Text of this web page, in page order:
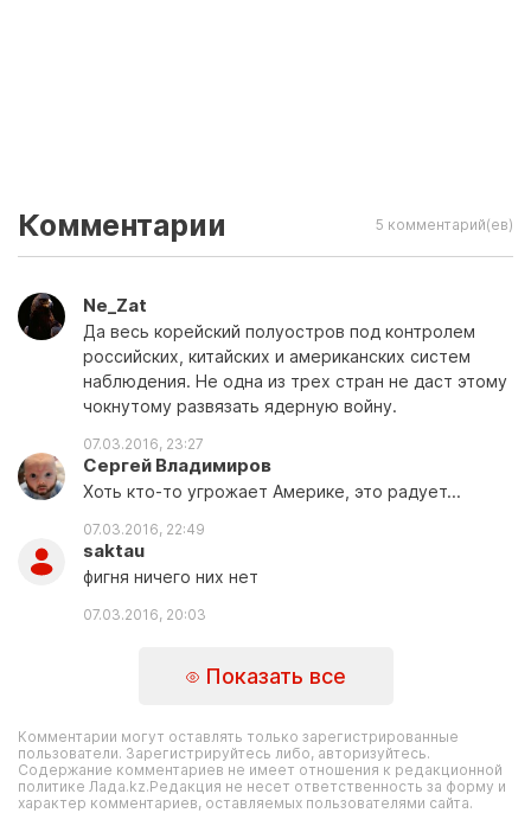
Комментарии 5 комментарий(ев)
Ne_Zat
Да весь корейский полуостров под контролем
российских, китайских и американских систем
наблюдения. Не одна из трех стран не даст этому
чокнутому развязать ядерную войну.
07.03.2016, 23:27
Сергей Владимиров
Хоть кто-то угрожает Америке, это радует...
07.03.2016, 22:49
saktau
фигня ничего них нет
07.03.2016, 20:03
Показать все
Комментарии могут оставлять только зарегистрированные
пользователи. Зарегистрируйтесь либо, авторизуйтесь.
Содержание комментариев не имеет отношения к редакционной
политике Лада.kz.Редакция не несет ответственность за форму и
характер комментариев, оставляемых пользователями сайта.